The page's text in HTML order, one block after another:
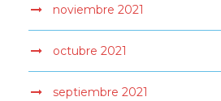
noviembre 2021
octubre 2021
septiembre 2021